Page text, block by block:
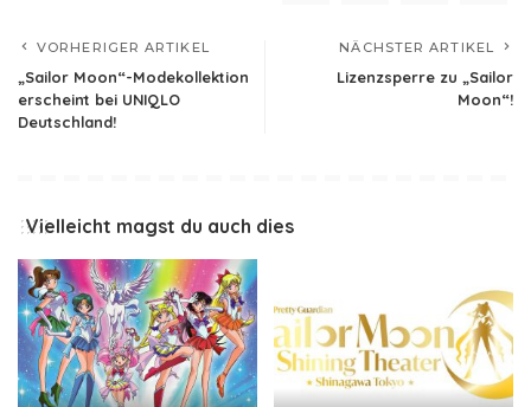
VORHERIGER ARTIKEL
„Sailor Moon“-Modekollektion
erscheint bei UNIQLO
Deutschland!
NÄCHSTER ARTIKEL
Lizenzsperre zu „Sailor
Moon“!
Vielleicht magst du auch dies